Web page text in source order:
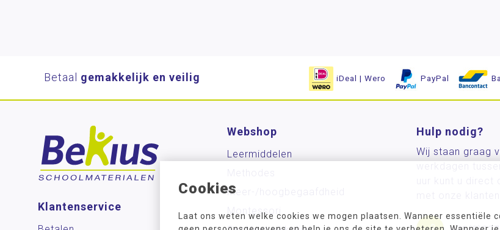
Cookies
Laat ons weten welke cookies we mogen plaatsen. Wanneer essentiële
Betaal gemakkelijk en veilig iDeal | Wero PayPal
Klantenservice
Webshop
Leermiddelen
Meer-/hoog­begaafdheid
Montessori
Hulp nodig?
Wij staan graag